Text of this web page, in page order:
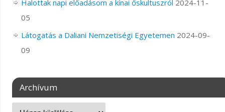
Halottak napi előadásom a kínai őskultuszról 2024-11-
05
Látogatás a Daliani Nemzetiségi Egyetemen 2024-09-
09
Archívum